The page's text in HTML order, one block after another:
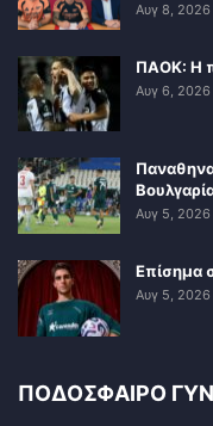
Αυγ 8, 2026
ΠΑΟΚ: Η
Αυγ 6, 2026
Αυγ 5, 2026
Επίσημα
Αυγ 5, 2026
ΠΟΔΟΣΦΑΙΡΟ